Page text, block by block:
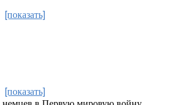
[показать]
[показать]